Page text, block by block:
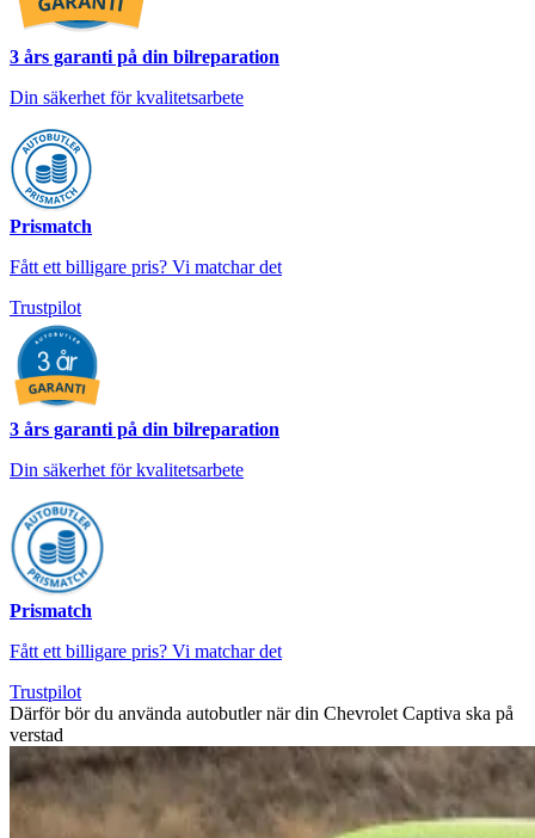
3 års garanti på din bilreparation
Din säkerhet för kvalitetsarbete
Prismatch
Fått ett billigare pris? Vi matchar det
Trustpilot
3 års garanti på din bilreparation
Din säkerhet för kvalitetsarbete
Prismatch
Fått ett billigare pris? Vi matchar det
Trustpilot
Därför bör du använda autobutler när din Chevrolet Captiva ska på
verstad